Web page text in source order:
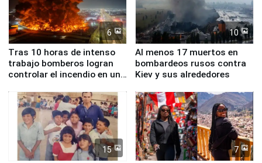
6
Tras 10 horas de intenso
trabajo bomberos logran
controlar el incendio en una
de Chile
10
Al menos 17 muertos en
bombardeos rusos contra
Kiev y sus alrededores
15 7